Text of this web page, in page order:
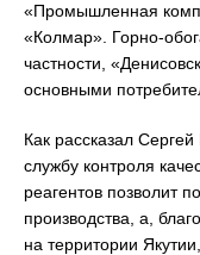
«Промышленная
«Колмар». Горно-
частности,
основными
Как рассказал
службу контроля
реагентов позволит
производства, а,
на территории